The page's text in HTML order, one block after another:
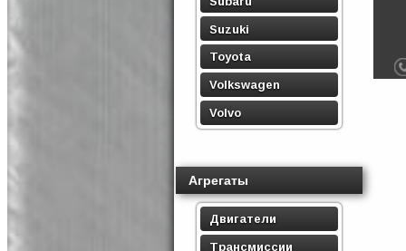
Suzuki
Toyota
Volkswagen
Volvo
Агрегаты
Двигатели
Трансмиссии